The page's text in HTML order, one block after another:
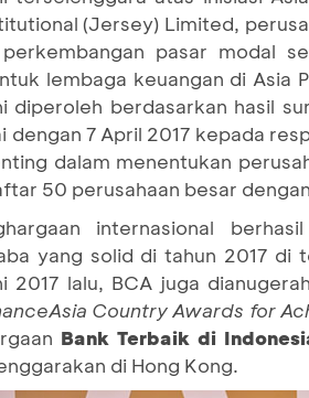
(Jersey) Limited,
pasar modal
lembaga keuangan di Asia
diperoleh berdasarkan hasil
dengan 7 April 2017 kepada
dalam menentukan
50 perusahaan besar
internasional
yang solid di tahun 2017
2017 lalu, BCA juga
Country Awards for
Bank Terbaik di
di Hong Kong.